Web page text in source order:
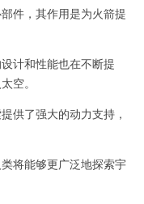
件，其作用是为火箭提
计和性能也在不断提
空。
了强大的动力支持，
将能够更广泛地探索宇